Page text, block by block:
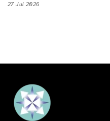
27 Jul 2026